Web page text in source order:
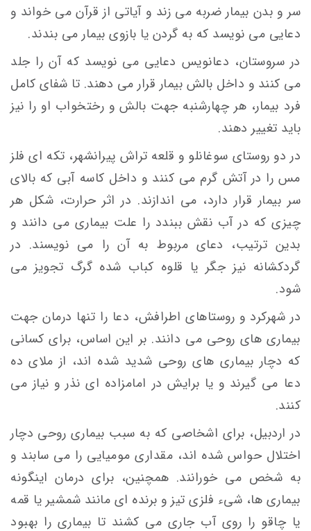
سر و بدن بیمار ضربه می زند و آیاتی از قرآن می خواند و
دعایی می نویسد که به گردن یا بازوی بیمار می بندند.
در سروستان، دعانویس دعایی می نویسد که آن را جلد
می کنند و داخل بالش بیمار قرار می دهند. تا شفای کامل
فرد بیمار، هر چهارشنبه جهت بالش و رختخواب او را نیز
باید تغییر دهند.
در دو روستای سوغانلو و قلعه تراش پیرانشهر، تكه ای فلز
مس را در آتش گرم می کنند و داخل كاسه آبی كه بالای
سر بيمار قرار دارد، می اندازند. در اثر حرارت، شكل هر
چيزی كه در آب نقش ببندد را علت بيماری می دانند و
بدين ترتيب، دعای مربوط به آن را می نویسند. در
گردكشانه نیز جگر يا قلوه كباب شده گرگ تجويز می
شود.
در شهرکرد و روستاهای اطرافش، دعا را تنها درمان جهت
بيماری های روحی می دانند. بر این اساس، برای كسانی
كه دچار بيماری های روحی شديد شده اند، از ملای ده
دعا می گيرند و يا برايش در امامزاده ای نذر و نياز می
كنند.
در اردبیل، برای اشخاصی كه به سبب بيماری روحی دچار
اختلال حواس شده اند، مقداری موميایی را می سابند و
به شخص می خورانند. همچنين، برای درمان اينگونه
بيماری ها، شیء فلزی تيز و برنده ای مانند شمشير يا قمه
يا چاقو را روی آب جاری می كشند تا بيماری را بهبود